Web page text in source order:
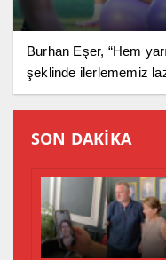
Burhan Eşer, “Hem
şeklinde ilerlememiz
SON DAKİKA